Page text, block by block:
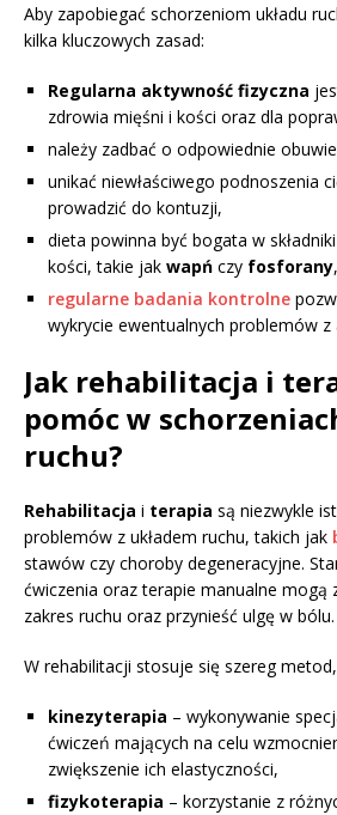
Aby zapobiegać schorzeniom układu
kilka kluczowych zasad:
Regularna aktywność fizyczna
zdrowia mięśni i kości oraz dla
należy zadbać o odpowiednie
unikać niewłaściwego podnoszenia
prowadzić do kontuzji,
dieta powinna być bogata w
kości, takie jak wapń czy fosforany,
regularne badania kontrolne
wykrycie ewentualnych problemów z
Jak rehabilitacja i
pomóc w
ruchu?
Rehabilitacja i terapia są niezwykle
problemów z układem ruchu, takich jak
stawów czy choroby degeneracyjne.
ćwiczenia oraz terapie manualne mogą
zakres ruchu oraz przynieść ulgę w bólu.
W rehabilitacji stosuje się szereg
kinezyterapia – wykonywanie
ćwiczeń mających na celu
zwiększenie ich elastyczności,
fizykoterapia – korzystanie z